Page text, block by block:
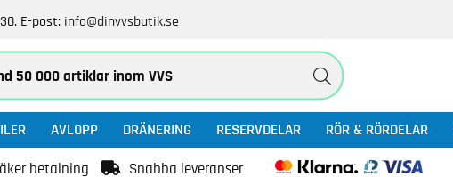
E-post: info@dinvvsbutik.se
AVLOPP DRÄNERING RESERVDELAR RÖR & RÖRDELAR
betalning Snabba leveranser